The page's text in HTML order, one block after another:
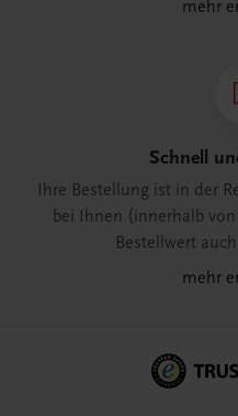
mehr
Schnell
Ihre Bestellung ist in der
bei Ihnen (innerhalb
Bestellwert
mehr